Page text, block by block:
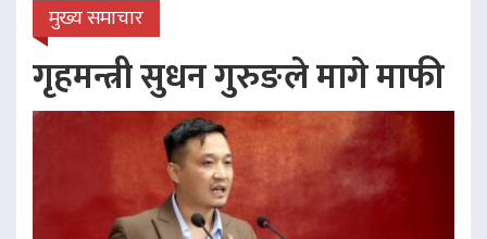
मुख्य समाचार
गृहमन्त्री सुधन गुरुङले मागे माफी